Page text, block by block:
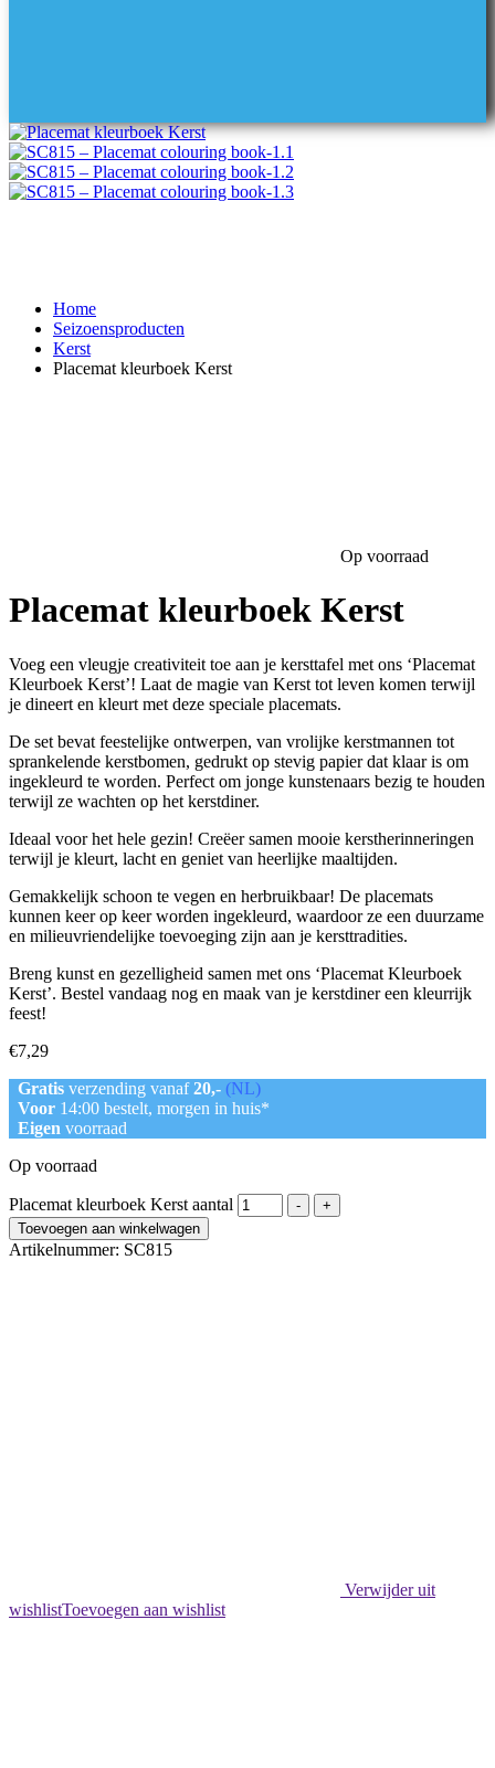
Home
Seizoensproducten
Kerst
Placemat kleurboek Kerst
Op voorraad
Placemat kleurboek Kerst
Voeg een vleugje creativiteit toe aan je kersttafel met ons ‘Placemat
Kleurboek Kerst’! Laat de magie van Kerst tot leven komen terwijl
je dineert en kleurt met deze speciale placemats.
De set bevat feestelijke ontwerpen, van vrolijke kerstmannen tot
sprankelende kerstbomen, gedrukt op stevig papier dat klaar is om
ingekleurd te worden. Perfect om jonge kunstenaars bezig te houden
terwijl ze wachten op het kerstdiner.
Ideaal voor het hele gezin! Creëer samen mooie kerstherinneringen
terwijl je kleurt, lacht en geniet van heerlijke maaltijden.
Gemakkelijk schoon te vegen en herbruikbaar! De placemats
kunnen keer op keer worden ingekleurd, waardoor ze een duurzame
en milieuvriendelijke toevoeging zijn aan je kersttradities.
Breng kunst en gezelligheid samen met ons ‘Placemat Kleurboek
Kerst’. Bestel vandaag nog en maak van je kerstdiner een kleurrijk
feest!
€7,29
Gratis verzending vanaf20,- (NL)
Voor 14:00 bestelt, morgen in huis*
Eigen voorraad
Op voorraad
Placemat kleurboek Kerst aantal -
+
Toevoegen aan winkelwagen
Artikelnummer: SC815
Verwijder uit
wishlistToevoegen aan wishlist